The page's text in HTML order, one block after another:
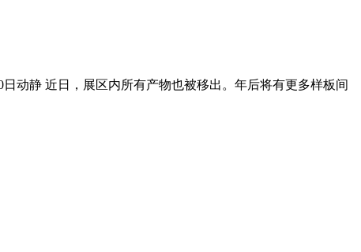
日动静 近日，展区内所有产物也被移出。年后将有更多样板间